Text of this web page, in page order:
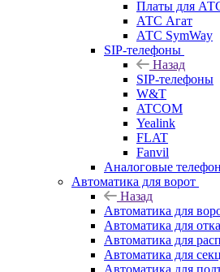
Платы для
АТС Агат
АТС SymWay
SIP-телефоны
Назад
SIP-телефоны
W&T
ATCOM
Yealink
FLAT
Fanvil
Аналоговые
Автоматика для ворот
Назад
Автоматика для
Автоматика для
Автоматика для
Автоматика для
Автоматика для